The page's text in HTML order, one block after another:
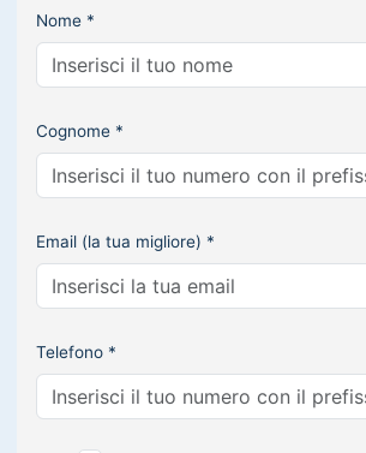
Nome *
Cognome *
Email (la tua migliore) *
Telefono *